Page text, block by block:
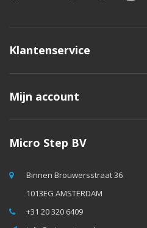
Klantenservice
Mijn account
Micro Step BV
Binnen Brouwersstraat 36
1013EG AMSTERDAM
+31 20 320 6409